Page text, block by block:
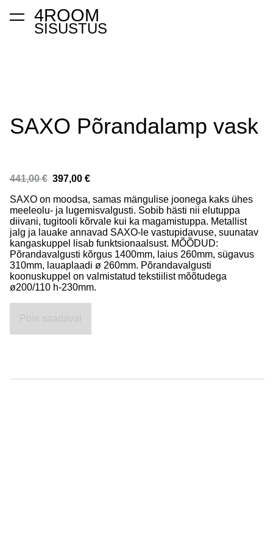
4ROOM
SISUSTUS
lisati ostukorvi.
SAXO Põrandalamp vask
441,00 € 397,00 €
SAXO on moodsa, samas mängulise joonega kaks ühes
meeleolu- ja lugemisvalgusti. Sobib hästi nii elutuppa
diivani, tugitooli kõrvale kui ka magamistuppa. Metallist
jalg ja lauake annavad SAXO-le vastupidavuse, suunatav
kangaskuppel lisab funktsionaalsust. MÕÕDUD:
Põrandavalgusti kõrgus 1400mm, laius 260mm, sügavus
310mm, lauaplaadi ø 260mm. Põrandavalgusti
koonuskuppel on valmistatud tekstiilist mõõtudega
ø200/110 h-230mm.